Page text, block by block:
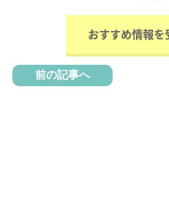
おすすめ情報を
前の記事へ